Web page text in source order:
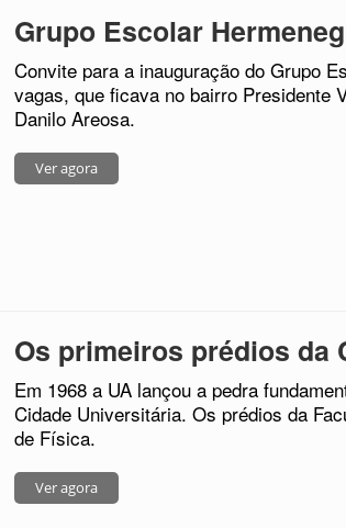
Grupo Escolar
Convite para a inauguração do Grupo
vagas, que ficava no bairro Presidente
Danilo Areosa.
Ver agora
Os primeiros prédios da
Em 1968 a UA lançou a pedra
Cidade Universitária. Os prédios da
de Física.
Ver agora